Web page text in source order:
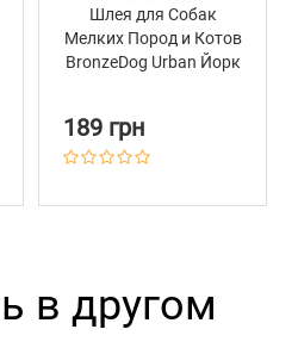
Шлея для Собак
Мелких Пород и Котов
BronzeDog Urban Йорк
189 грн
в другом